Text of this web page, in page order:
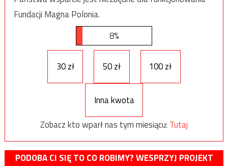
Fundacji Magna Polonia.
8%
30 zł 50 zł 100 zł
Inna kwota
Zobacz kto wparł nas tym miesiącu: Tutaj
PODOBA CI SIĘ TO CO ROBIMY? WESPRZYJ PROJEKT